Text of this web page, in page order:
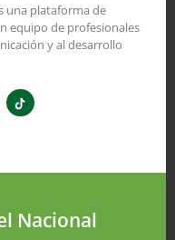
una plataforma de
equipo de profesionales
y al desarrollo
Nacional